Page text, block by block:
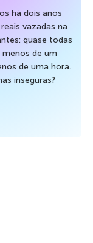
há dois anos
vazadas na
quase todas
menos de um
de uma hora.
inseguras?